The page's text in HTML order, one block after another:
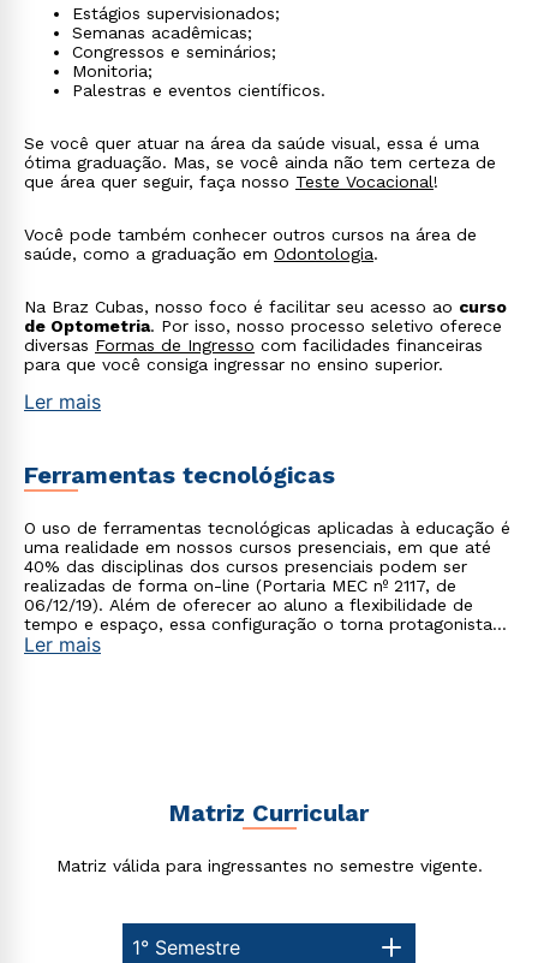
Estágios supervisionados;
Semanas acadêmicas;
Congressos e seminários;
Monitoria;
Palestras e eventos científicos.
Se você quer atuar na área da saúde visual, essa é uma
ótima graduação. Mas, se você ainda não tem certeza de
que área quer seguir, faça nosso Teste Vocacional!
Você pode também conhecer outros cursos na área de
saúde, como a graduação em Odontologia.
Na Braz Cubas, nosso foco é facilitar seu acesso ao curso
de Optometria. Por isso, nosso processo seletivo oferece
diversas Formas de Ingresso com facilidades financeiras
para que você consiga ingressar no ensino superior.
Ler mais
Ferramentas tecnológicas
O uso de ferramentas tecnológicas aplicadas à educação é
uma realidade em nossos cursos presenciais, em que até
40% das disciplinas dos cursos presenciais podem ser
realizadas de forma on-line (Portaria MEC nº 2117, de
06/12/19). Além de oferecer ao aluno a flexibilidade de
tempo e espaço, essa configuração o torna protagonista
no processo de construção do seu conhecimento.
Ler mais
Matriz Curricular
Matriz válida para ingressantes no semestre vigente.
1° Semestre